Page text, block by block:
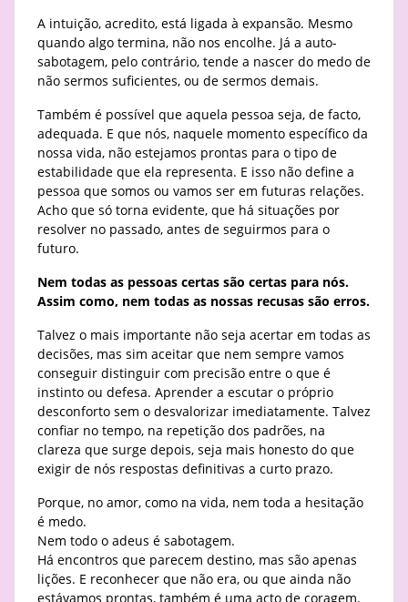
A intuição, acredito, está ligada à expansão. Mesmo
quando algo termina, não nos encolhe. Já a auto-
sabotagem, pelo contrário, tende a nascer do medo de
não sermos suficientes, ou de sermos demais.
Também é possível que aquela pessoa seja, de facto,
adequada. E que nós, naquele momento específico da
nossa vida, não estejamos prontas para o tipo de
estabilidade que ela representa. E isso não define a
pessoa que somos ou vamos ser em futuras relações.
Acho que só torna evidente, que há situações por
resolver no passado, antes de seguirmos para o
futuro.
Nem todas as pessoas certas são certas para nós.
Assim como, nem todas as nossas recusas são erros.
Talvez o mais importante não seja acertar em todas as
decisões, mas sim aceitar que nem sempre vamos
conseguir distinguir com precisão entre o que é
instinto ou defesa. Aprender a escutar o próprio
desconforto sem o desvalorizar imediatamente. Talvez
confiar no tempo, na repetição dos padrões, na
clareza que surge depois, seja mais honesto do que
exigir de nós respostas definitivas a curto prazo.
Porque, no amor, como na vida, nem toda a hesitação
é medo.
Nem todo o adeus é sabotagem.
Há encontros que parecem destino, mas são apenas
lições. E reconhecer que não era, ou que ainda não
estávamos prontas, também é uma acto de coragem.